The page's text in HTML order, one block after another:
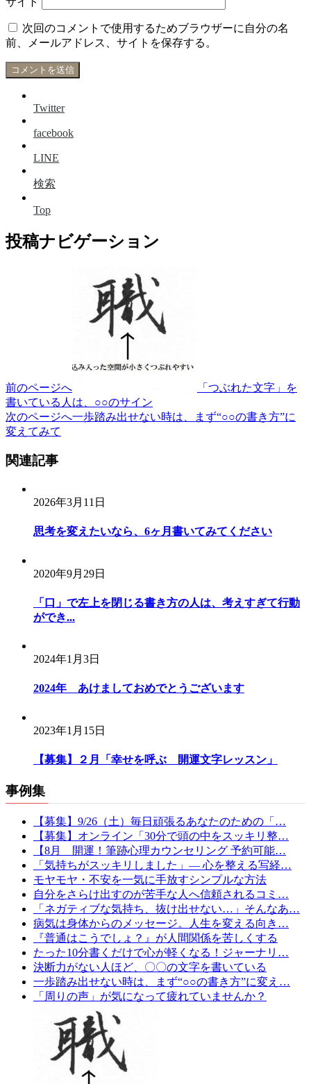
次回のコメントで使用するためブラウザーに自分の名
前、メールアドレス、サイトを保存する。
Twitter
facebook
LINE
検索
Top
投稿ナビゲーション
前のページへ
「つぶれた文字」を
書いている人は、○○のサイン
次のページへ一歩踏み出せない時は、まず“○○の書き方”に
変えてみて
関連記事
2026年3月11日
思考を変えたいなら、6ヶ月書いてみてください
2020年9月29日
「口」で左上を閉じる書き方の人は、考えすぎて行動
ができ...
2024年1月3日
2024年 あけましておめでとうございます
2023年1月15日
【募集】２月「幸せを呼ぶ 開運文字レッスン」
事例集
【募集】9/26（土）毎日頑張るあなたのための「…
【募集】オンライン「30分で頭の中をスッキリ整…
【8月 開運！筆跡心理カウンセリング 予約可能…
「気持ちがスッキリしました」— 心を整える写経…
モヤモヤ・不安を一気に手放すシンプルな方法
自分をさらけ出すのが苦手な人へ信頼されるコミ…
「ネガティブな気持ち、抜け出せない…」そんなあ…
病気は身体からのメッセージ。人生を変える向き…
『普通はこうでしょ？』が人間関係を苦しくする
たった10分書くだけで心が軽くなる！ジャーナリ…
決断力がない人ほど、〇〇の文字を書いている
一歩踏み出せない時は、まず“○○の書き方”に変え…
「周りの声」が気になって疲れていませんか？